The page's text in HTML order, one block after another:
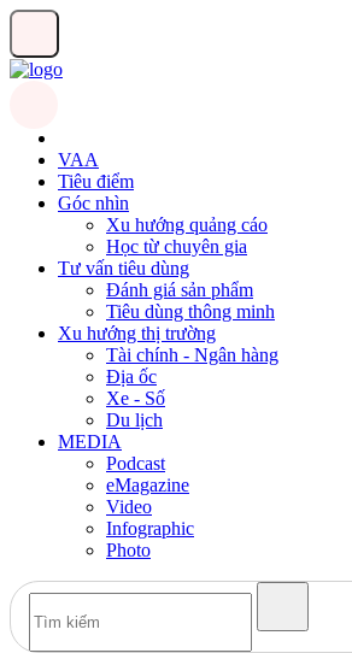
VAA
Tiêu điểm
Góc nhìn
Xu hướng quảng cáo
Học từ chuyên gia
Tư vấn tiêu dùng
Đánh giá sản phẩm
Tiêu dùng thông minh
Xu hướng thị trường
Tài chính - Ngân hàng
Địa ốc
Xe - Số
Du lịch
MEDIA
Podcast
eMagazine
Video
Infographic
Photo